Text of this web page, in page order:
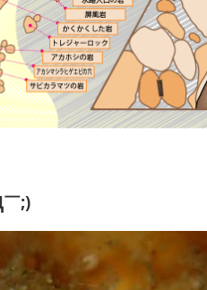
;)